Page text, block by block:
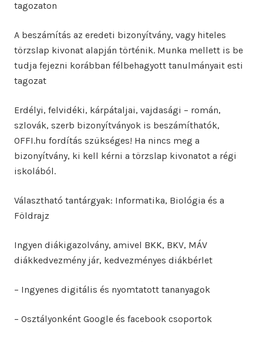
tagozaton
A beszámítás az eredeti bizonyítvány, vagy hiteles
törzslap kivonat alapján történik. Munka mellett is be
tudja fejezni korábban félbehagyott tanulmányait esti
tagozat
Erdélyi, felvidéki, kárpátaljai, vajdasági – román,
szlovák, szerb bizonyítványok is beszámíthatók,
OFFI.hu fordítás szükséges! Ha nincs meg a
bizonyítvány, ki kell kérni a törzslap kivonatot a régi
iskolából.
Választható tantárgyak: Informatika, Biológia és a
Földrajz
Ingyen diákigazolvány, amivel BKK, BKV, MÁV
diákkedvezmény jár, kedvezményes diákbérlet
– Ingyenes digitális és nyomtatott tananyagok
– Osztályonként Google és facebook csoportok